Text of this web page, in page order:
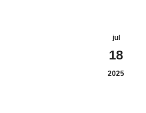
jul
18
2025